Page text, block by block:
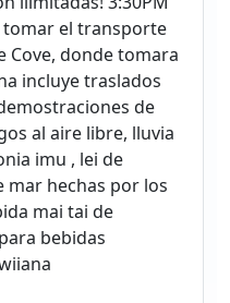
el transporte
Cove, donde tomara
incluye traslados
de
al aire libre, lluvia
imu , lei de
mar hechas por los
mai tai de
bebidas